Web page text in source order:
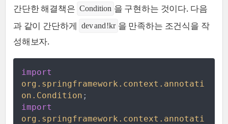
간단한 해결책은 Condition 을 구현하는 것이다. 다음
과 같이 간단하게 dev and !kr 을 만족하는 조건식을 작
성해보자.
import
org . springframework . context . annotati
on . Condition ;
import
org . springframework . context . annotati